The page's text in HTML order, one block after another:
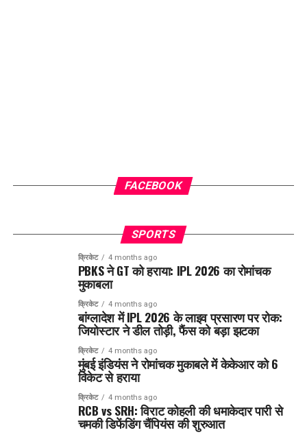
FACEBOOK
SPORTS
क्रिकेट 4 months ago
PBKS ने GT को हराया: IPL 2026 का रोमांचक
मुकाबला
क्रिकेट 4 months ago
बांग्लादेश में IPL 2026 के लाइव प्रसारण पर रोक:
जियोस्टार ने डील तोड़ी, फैंस को बड़ा झटका
क्रिकेट 4 months ago
मुंबई इंडियंस ने रोमांचक मुकाबले में केकेआर को 6
विकेट से हराया
क्रिकेट 4 months ago
RCB vs SRH: विराट कोहली की धमाकेदार पारी से
चमकी डिफेंडिंग चैंपियंस की शुरुआत